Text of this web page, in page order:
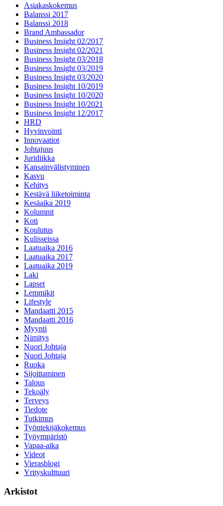
Asiakaskokemus
Balanssi 2017
Balanssi 2018
Brand Ambassador
Business Insight 02/2017
Business Insight 02/2021
Business Insight 03/2018
Business Insight 03/2019
Business Insight 03/2020
Business Insight 10/2019
Business Insight 10/2020
Business Insight 10/2021
Business Insight 12/2017
HRD
Hyvinvointi
Innovaatiot
Johtajuus
Juridiikka
Kansainvälistyminen
Kasvu
Kehitys
Kestävä liiketoiminta
Kesäaika 2019
Kolumnit
Koti
Koulutus
Kulisseissa
Laatuaika 2016
Laatuaika 2017
Laatuaika 2019
Laki
Lapset
Lemmikit
Lifestyle
Mandaatti 2015
Mandaatti 2016
Myynti
Nimitys
Nuori Johtaja
Nuori Johtaja
Ruoka
Sijoittaminen
Talous
Tekoäly
Terveys
Tiedote
Tutkimus
Työntekijäkokemus
Työympäristö
Vapaa-aika
Videot
Vierasblogi
Yrityskulttuuri
Arkistot